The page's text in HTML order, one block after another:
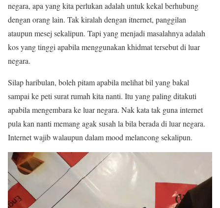
negara, apa yang kita perlukan adalah untuk kekal berhubung
dengan orang lain. Tak kiralah dengan itnernet, panggilan
ataupun mesej sekalipun. Tapi yang menjadi masalahnya adalah
kos yang tinggi apabila menggunakan khidmat tersebut di luar
negara.
Silap haribulan, boleh pitam apabila melihat bil yang bakal
sampai ke peti surat rumah kita nanti. Itu yang paling ditakuti
apabila mengembara ke luar negara. Nak kata tak guna internet
pula kan nanti memang agak susah la bila berada di luar negara.
Internet wajib walaupun dalam mood melancong sekalipun.